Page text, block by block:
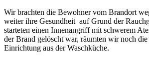
Wir brachten die Bewohner vom Brandort
weiter ihre Gesundheit auf Grund der
starteten einen Innenangriff mit schwerem
der Brand gelöscht war, räumten wir noch
Einrichtung aus der Waschküche.